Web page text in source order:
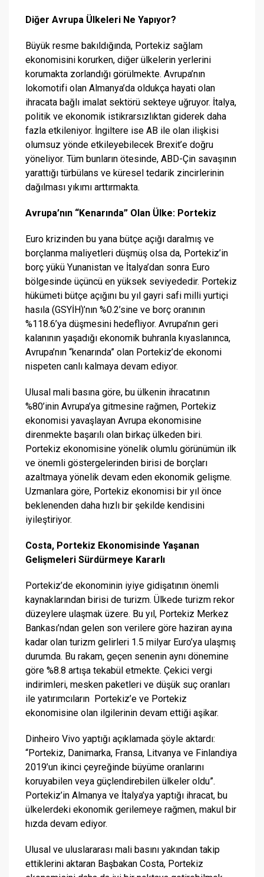
Diğer Avrupa Ülkeleri Ne Yapıyor?
Büyük resme bakıldığında, Portekiz sağlam
ekonomisini korurken, diğer ülkelerin yerlerini
korumakta zorlandığı görülmekte. Avrupa’nın
lokomotifi olan Almanya’da oldukça hayati olan
ihracata bağlı imalat sektörü sekteye uğruyor. İtalya,
politik ve ekonomik istikrarsızlıktan giderek daha
fazla etkileniyor. İngiltere ise AB ile olan ilişkisi
olumsuz yönde etkileyebilecek Brexit’e doğru
yöneliyor. Tüm bunların ötesinde, ABD-Çin savaşının
yarattığı türbülans ve küresel tedarik zincirlerinin
dağılması yıkımı arttırmakta.
Avrupa’nın “Kenarında” Olan Ülke: Portekiz
Euro krizinden bu yana bütçe açığı daralmış ve
borçlanma maliyetleri düşmüş olsa da, Portekiz’in
borç yükü Yunanistan ve İtalya’dan sonra Euro
bölgesinde üçüncü en yüksek seviyededir. Portekiz
hükümeti bütçe açığını bu yıl gayri safi milli yurtiçi
hasıla (GSYİH)’nın %0.2’sine ve borç oranının
%118.6’ya düşmesini hedefliyor. Avrupa’nın geri
kalanının yaşadığı ekonomik buhranla kıyaslanınca,
Avrupa’nın “kenarında” olan Portekiz’de ekonomi
nispeten canlı kalmaya devam ediyor.
Ulusal mali basına göre, bu ülkenin ihracatının
%80’inin Avrupa’ya gitmesine rağmen, Portekiz
ekonomisi yavaşlayan Avrupa ekonomisine
direnmekte başarılı olan birkaç ülkeden biri.
Portekiz ekonomisine yönelik olumlu görünümün ilk
ve önemli göstergelerinden birisi de borçları
azaltmaya yönelik devam eden ekonomik gelişme.
Uzmanlara göre, Portekiz ekonomisi bir yıl önce
beklenenden daha hızlı bir şekilde kendisini
iyileştiriyor.
Costa, Portekiz Ekonomisinde Yaşanan
Gelişmeleri Sürdürmeye Kararlı
Portekiz’de ekonominin iyiye gidişatının önemli
kaynaklarından birisi de turizm. Ülkede turizm rekor
düzeylere ulaşmak üzere. Bu yıl, Portekiz Merkez
Bankası’ndan gelen son verilere göre haziran ayına
kadar olan turizm gelirleri 1.5 milyar Euro’ya ulaşmış
durumda. Bu rakam, geçen senenin aynı dönemine
göre %8.8 artışa tekabül etmekte. Çekici vergi
indirimleri, mesken paketleri ve düşük suç oranları
ile yatırımcıların Portekiz’e ve Portekiz
ekonomisine olan ilgilerinin devam ettiği aşikar.
Dinheiro Vivo yaptığı açıklamada şöyle aktardı:
“Portekiz, Danimarka, Fransa, Litvanya ve Finlandiya
2019’un ikinci çeyreğinde büyüme oranlarını
koruyabilen veya güçlendirebilen ülkeler oldu”.
Portekiz’in Almanya ve İtalya’ya yaptığı ihracat, bu
ülkelerdeki ekonomik gerilemeye rağmen, makul bir
hızda devam ediyor.
Ulusal ve uluslararası mali basını yakından takip
ettiklerini aktaran Başbakan Costa, Portekiz